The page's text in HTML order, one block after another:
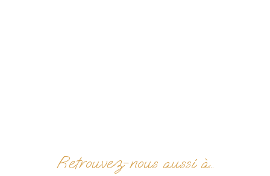
Retrouvez-nous aussi à…